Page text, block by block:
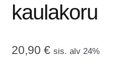
kaulakoru
20,90 € sis. alv 24%